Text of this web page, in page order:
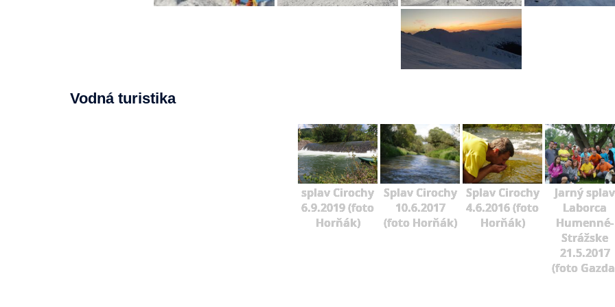
Vodná turistika
splav Cirochy
6.9.2019 (foto
Horňák)
Splav Cirochy
10.6.2017
(foto Horňák)
Splav Cirochy
4.6.2016 (foto
Horňák)
Jarný splav
Laborca
Humenné-
Strážske
21.5.2017
(foto